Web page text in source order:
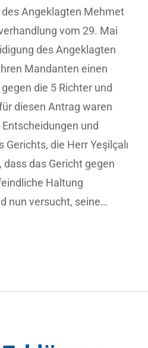
Angeklagten Mehmet
vom 29. Mai
des Angeklagten
Mandanten einen
die 5 Richter und
diesen Antrag waren
und
die Herr Yeşilçalı
das Gericht gegen
Haltung
nun versucht, seine…